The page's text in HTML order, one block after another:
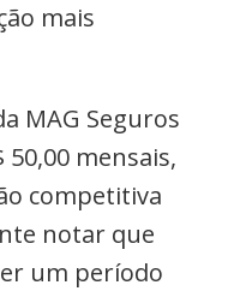
mais
MAG Seguros
mensais,
competitiva
notar que
um período